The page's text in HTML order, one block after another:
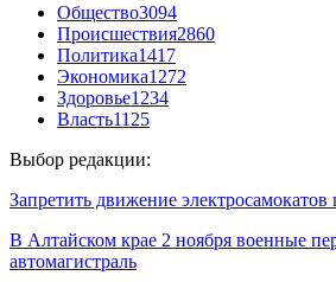
Общество3094
Происшествия2860
Политика1417
Экономика1272
Здоровье1234
Власть1125
Выбор редакции:
Запретить движение
В Алтайском крае 2 ноября военные
автомагистраль